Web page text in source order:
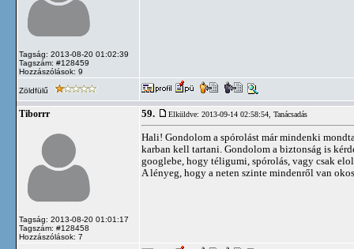
Tagság: 2013-08-20 01:02:39
Tagszám: #128459
Hozzászólások: 9
Zöldfülű
Tiborrr
Tagság: 2013-08-20 01:01:17
Tagszám: #128458
Hozzászólások: 7
59. Elküldve: 2013-09-14 02:58:54, Tanácsadás
Hali! Gondolom a spórolást már mindenki
karban kell tartani. Gondolom a biztonság is
googlebe, hogy téligumi, spórolás, vagy csak
A lényeg, hogy a neten szinte mindenről van